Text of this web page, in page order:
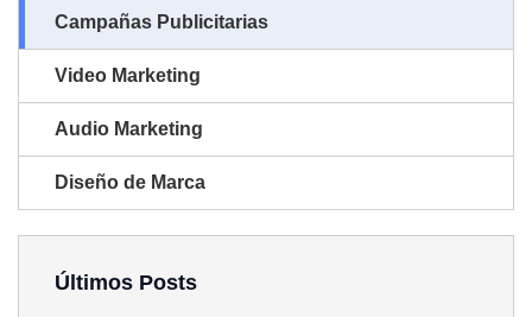
Campañas Publicitarias
Video Marketing
Audio Marketing
Diseño de Marca
Últimos Posts